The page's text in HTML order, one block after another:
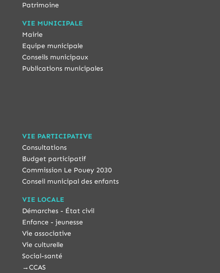
Patrimoine
VIE MUNICIPALE
Mairie
Equipe municipale
Conseils municipaux
Publications municipales
VIE PARTICIPATIVE
Consultations
Budget participatif
Commission Le Pouey 2030
Conseil municipal des enfants
VIE LOCALE
Démarches - État civil
Enfance - jeunesse
Vie associative
Vie culturelle
Social-santé
→CCAS